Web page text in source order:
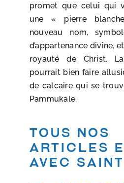
promet que celui qui
une « pierre
nouveau nom,
d’appartenance divine,
royauté de Christ.
pourrait bien faire
de calcaire qui se
Pammukale.
Tous nos
articles
avec saint